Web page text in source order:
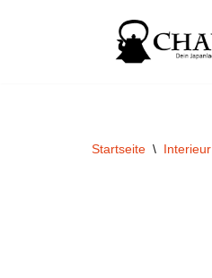
Startseite \ Interieur